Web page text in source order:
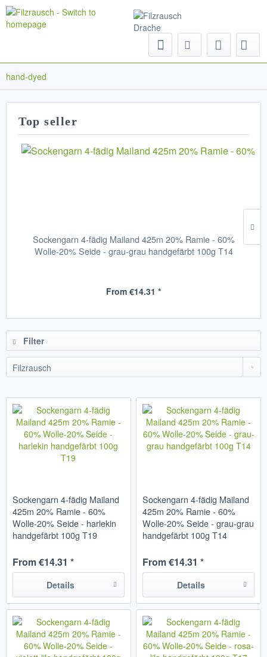
hand-dyed
Top seller
Sockengarn 4-fädig Mailand 425m 20% Ramie - 60%
Wolle-20% Seide - grau-grau handgefärbt 100g T14
From €14.31 *
Filter
Sockengarn 4-fädig Mailand
425m 20% Ramie - 60%
Wolle-20% Seide - harlekin
handgefärbt 100g T19
From €14.31 *
Details
Sockengarn 4-fädig Mailand
425m 20% Ramie - 60%
Wolle-20% Seide - grau-grau
handgefärbt 100g T14
From €14.31 *
Details